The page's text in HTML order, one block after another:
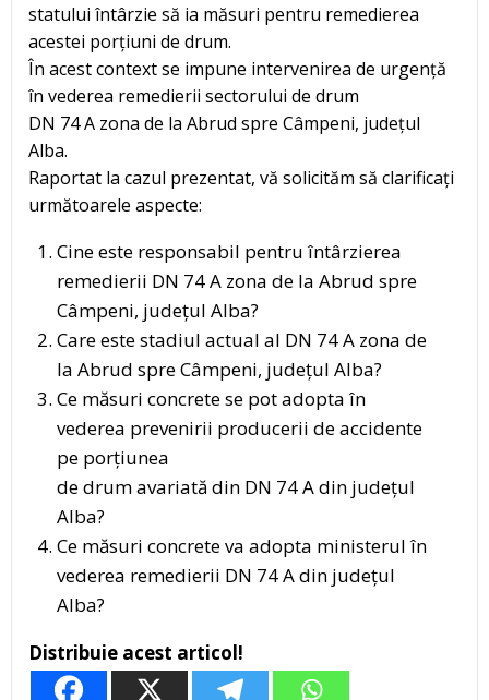
statului întârzie să ia măsuri pentru remedierea
acestei porțiuni de drum.
În acest context se impune intervenirea de urgență
în vederea remedierii sectorului de drum
DN 74 A zona de la Abrud spre Câmpeni, județul
Alba.
Raportat la cazul prezentat, vă solicităm să clarificați
următoarele aspecte:
Cine este responsabil pentru întârzierea
remedierii DN 74 A zona de la Abrud spre
Câmpeni, județul Alba?
Care este stadiul actual al DN 74 A zona de
la Abrud spre Câmpeni, județul Alba?
Ce măsuri concrete se pot adopta în
vederea prevenirii producerii de accidente
pe porțiunea
de drum avariată din DN 74 A din județul
Alba?
Ce măsuri concrete va adopta ministerul în
vederea remedierii DN 74 A din județul
Alba?
Distribuie acest articol!